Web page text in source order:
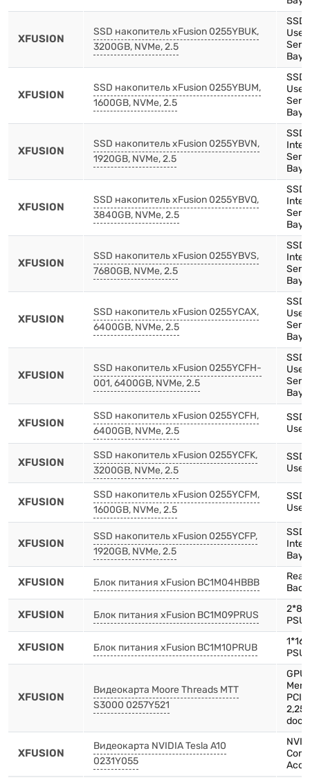
XFUSION
SSD накопитель xFusion 0255YBUK,
3200GB, NVMe, 2.5
Bay)
XFUSION
SSD накопитель xFusion 0255YBUM,
1600GB, NVMe, 2.5
Bay)
XFUSION
SSD накопитель xFusion 0255YBVN,
1920GB, NVMe, 2.5
Bay)
XFUSION
SSD накопитель xFusion 0255YBVQ,
3840GB, NVMe, 2.5
Bay)
XFUSION
SSD накопитель xFusion 0255YBVS,
7680GB, NVMe, 2.5
Bay)
XFUSION
SSD накопитель xFusion 0255YCAX,
6400GB, NVMe, 2.5
Bay)
XFUSION
SSD накопитель xFusion 0255YCFH-
001, 6400GB, NVMe, 2.5
Bay)
XFUSION
SSD накопитель xFusion 0255YCFH,
6400GB, NVMe, 2.5
XFUSION
SSD накопитель xFusion 0255YCFK,
3200GB, NVMe, 2.5
XFUSION
SSD накопитель xFusion 0255YCFM,
1600GB, NVMe, 2.5
XFUSION
SSD накопитель xFusion 0255YCFP,
1920GB, NVMe, 2.5
Bay)
XFUSION Блок питания xFusion BC1M04HBBB
XFUSION Блок питания xFusion BC1M09PRUS PSU
XFUSION Блок питания xFusion BC1M10PRUB PSU
XFUSION
Видеокарта Moore Threads MTT
S3000 0257Y521
GPU
XFUSION
Видеокарта NVIDIA Tesla A10
0231Y055